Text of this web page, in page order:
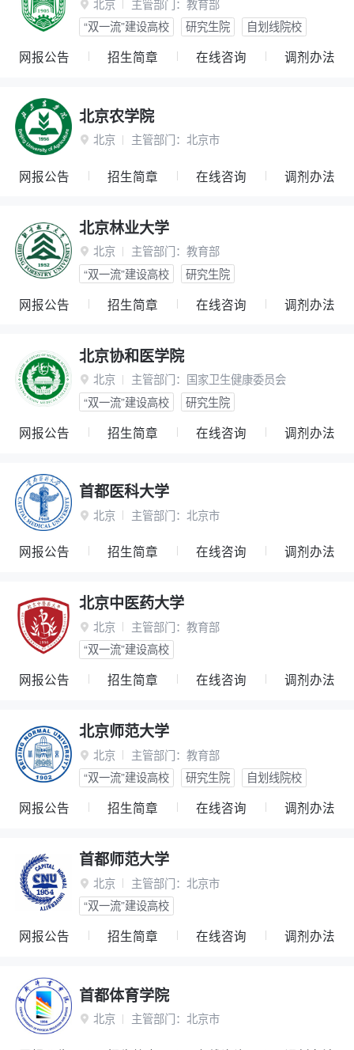
 北京 主管部门： 教育部
“双一流”建设高校
研究生院 自划线院校
网报公告 招生简章 在线咨询 调剂办法
北京农学院
 北京 主管部门： 北京市
网报公告 招生简章 在线咨询 调剂办法
北京林业大学
 北京 主管部门： 教育部
“双一流”建设高校
研究生院
网报公告 招生简章 在线咨询 调剂办法
北京协和医学院
 北京 主管部门： 国家卫生健康委员会
“双一流”建设高校
研究生院
网报公告 招生简章 在线咨询 调剂办法
首都医科大学
 北京 主管部门： 北京市
网报公告 招生简章 在线咨询 调剂办法
北京中医药大学
 北京 主管部门： 教育部
“双一流”建设高校
网报公告 招生简章 在线咨询 调剂办法
北京师范大学
 北京 主管部门： 教育部
“双一流”建设高校
研究生院 自划线院校
网报公告 招生简章 在线咨询 调剂办法
首都师范大学
 北京 主管部门： 北京市
“双一流”建设高校
网报公告 招生简章 在线咨询 调剂办法
首都体育学院
 北京 主管部门： 北京市